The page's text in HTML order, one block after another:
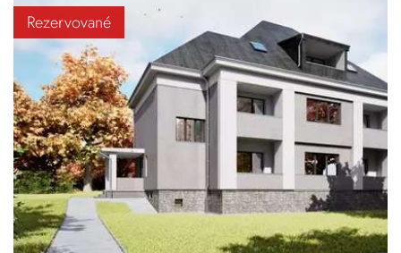
Rezervované